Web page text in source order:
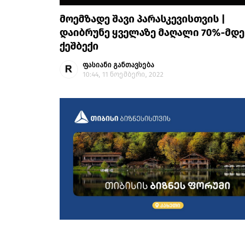
მოემზადე შავი პარასკევისთვის |
დაიბრუნე ყველაზე მაღალი 70%-მდე
ქეშბექი
ფასიანი განთავსება
10:44, 11 ნოემბერი, 2022